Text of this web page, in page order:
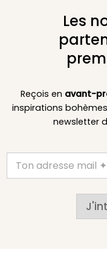
Les
Reçois en avant-
inspirations
newsletter